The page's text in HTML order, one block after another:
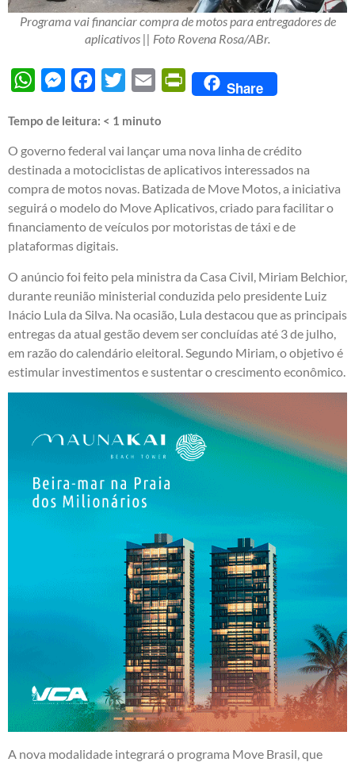
Programa vai financiar compra de motos para entregadores de
aplicativos || Foto Rovena Rosa/ABr.
WhatsAppMessengerFacebook
Twitter Email PrintFriendly
Share
Tempo de leitura: < 1 minuto
O governo federal vai lançar uma nova linha de crédito
destinada a motociclistas de aplicativos interessados na
compra de motos novas. Batizada de Move Motos, a iniciativa
seguirá o modelo do Move Aplicativos, criado para facilitar o
financiamento de veículos por motoristas de táxi e de
plataformas digitais.
O anúncio foi feito pela ministra da Casa Civil, Miriam Belchior,
durante reunião ministerial conduzida pelo presidente Luiz
Inácio Lula da Silva. Na ocasião, Lula destacou que as principais
entregas da atual gestão devem ser concluídas até 3 de julho,
em razão do calendário eleitoral. Segundo Miriam, o objetivo é
estimular investimentos e sustentar o crescimento econômico.
A nova modalidade integrará o programa Move Brasil, que